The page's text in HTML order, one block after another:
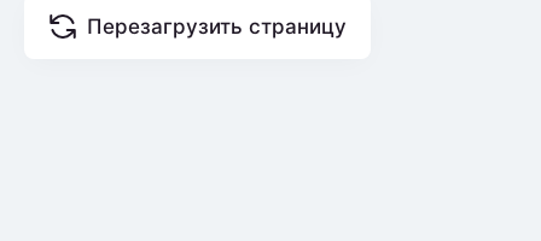
Перезагрузить страницу